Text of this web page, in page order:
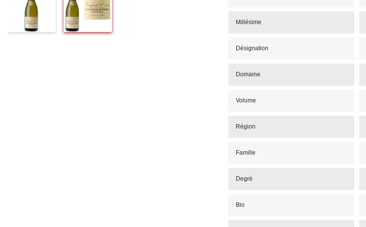
Millésime
Désignation
Domaine
Volume
Région
Famille
Degré
Bio